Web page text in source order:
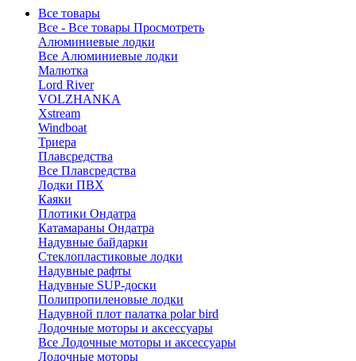
Все товары
Все - Все товары Просмотреть
Алюминиевые лодки
Все Алюминиевые лодки
Малютка
Lord River
VOLZHANKA
Xstream
Windboat
Триера
Плавсредства
Все Плавсредства
Лодки ПВХ
Каяки
Плотики Ондатра
Катамараны Ондатра
Надувные байдарки
Стеклопластиковые лодки
Надувные рафты
Надувные SUP-доски
Полипропиленовые лодки
Надувной плот палатка polar bird
Лодочные моторы и аксессуары
Все Лодочные моторы и аксессуары
Лодочные моторы